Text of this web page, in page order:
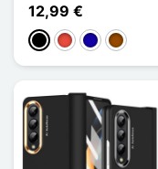
12,99 €
PretoVermelhoAzul Escuro
Castanho